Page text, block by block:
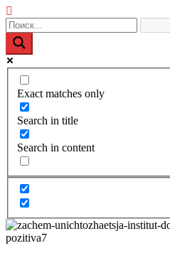
Exact matches only
Search in title
Search in content